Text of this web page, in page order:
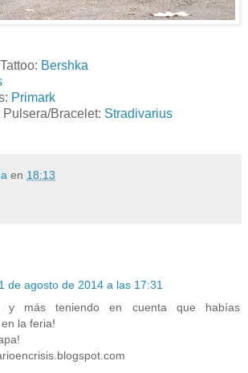
Bershka
Primark
Bracelet: Stradivarius
en 18:13
de agosto de 2014 a las 17:31
y más teniendo en cuenta que habías
la feria!